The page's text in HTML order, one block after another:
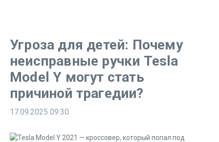
Угроза для детей: Почему
неисправные ручки Tesla
Model Y могут стать
причиной трагедии?
17.09.2025 09:30